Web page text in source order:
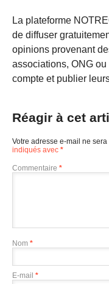
La plateforme
de diffuser
opinions provenant
associations, ONG
compte et publier
Réagir à cet
Votre adresse e-mail ne
indiqués avec *
Commentaire *
Nom *
E-mail *